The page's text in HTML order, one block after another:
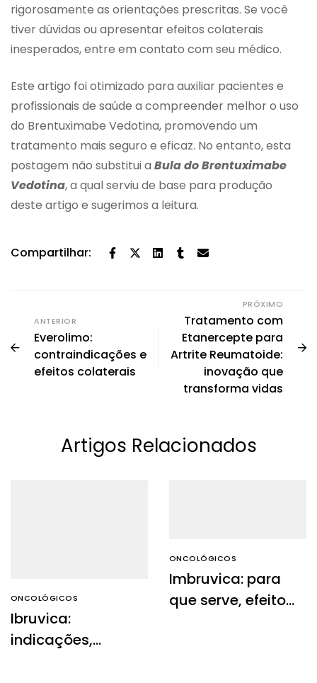
rigorosamente as orientações prescritas. Se você
tiver dúvidas ou apresentar efeitos colaterais
inesperados, entre em contato com seu médico.
Este artigo foi otimizado para auxiliar pacientes e
profissionais de saúde a compreender melhor o uso
do Brentuximabe Vedotina, promovendo um
tratamento mais seguro e eficaz. No entanto, esta
postagem não substitui a Bula do Brentuximabe
Vedotina, a qual serviu de base para produção
deste artigo e sugerimos a leitura.
Compartilhar:
ANTERIOR
Everolimo:
contraindicações e
efeitos colaterais
PRÓXIMO
Tratamento com
Etanercepte para
Artrite Reumatoide:
inovação que
transforma vidas
Artigos Relacionados
ONCOLÓGICOS
Ibruvica:
indicações,
ONCOLÓGICOS
Imbruvica: para
que serve, efeitos